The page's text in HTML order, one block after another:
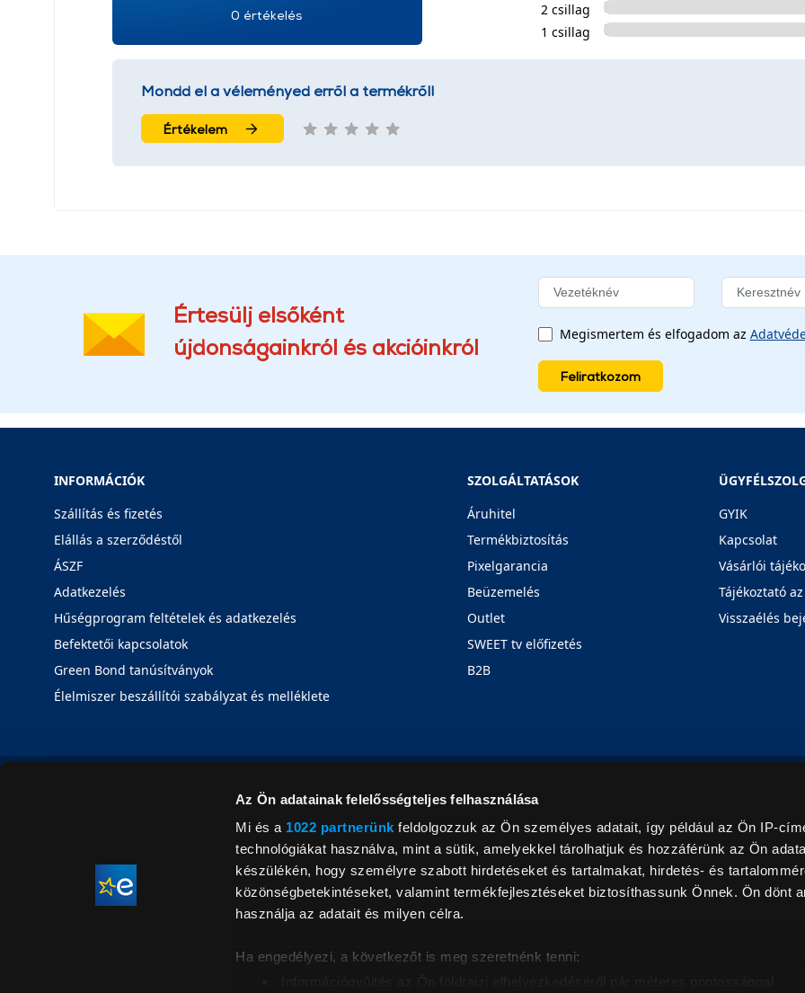
Az Ön adatainak felelősségteljes felhasználása
Mi és a 1022 partnerünk feldolgozzuk az Ön személyes adatait, így például az Ön IP-
technológiákat használva, mint a sütik, amelyekkel tárolhatjuk és hozzáférünk az Ön
készülékén, hogy személyre szabott hirdetéseket és tartalmakat, hirdetés- és
közönségbetekintéseket, valamint termékfejlesztéseket biztosíthassunk Önnek. Ön dönt
használja az adatait és milyen célra.
Ha engedélyezi, a következőt is meg szeretnénk tenni:
0 értékelés
2 csillag
1 csillag
Mondd el a véleményed erről a termékről!
Értékelem
Értesülj elsőként
újdonságainkról és akcióinkról
Megismertem és elfogadom az
Feliratkozom
INFORMÁCIÓK
Szállítás és fizetés
Elállás a szerződéstől
ÁSZF
Adatkezelés
Hűségprogram feltételek és adatkezelés
Befektetői kapcsolatok
Green Bond tanúsítványok
Élelmiszer beszállítói szabályzat és melléklete
SZOLGÁLTATÁSOK
Áruhitel
Termékbiztosítás
Pixelgarancia
Beüzemelés
Outlet
SWEET tv előfizetés
B2B
GYIK
Kapcsolat
Vásárlói
Tájékoztató
Visszaélés
© 2026. Minden jog fenntartva! Euronics Műszaki Áruházlánc